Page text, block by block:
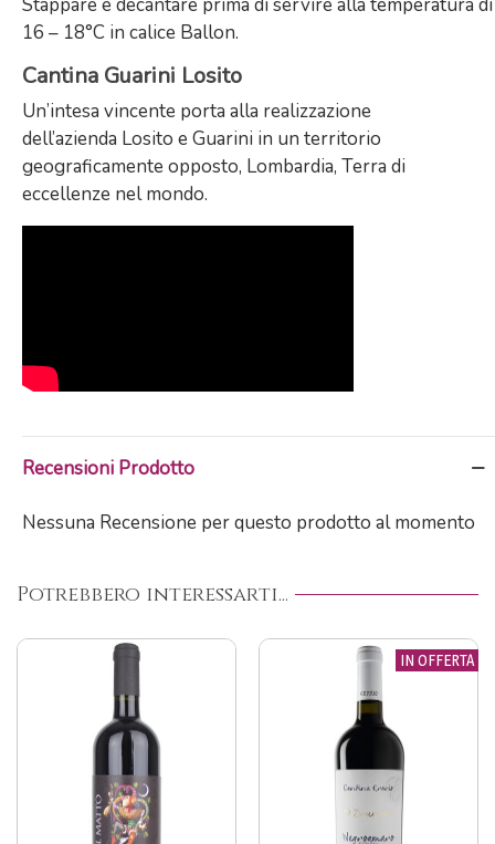
16 – 18°C in calice Ballon.
Cantina Guarini Losito
Un’intesa vincente porta alla realizzazione
dell’azienda Losito e Guarini in un territorio
geograficamente opposto, Lombardia, Terra di
eccellenze nel mondo.
Recensioni Prodotto
Nessuna Recensione per questo prodotto al momento
Potrebbero interessarti...